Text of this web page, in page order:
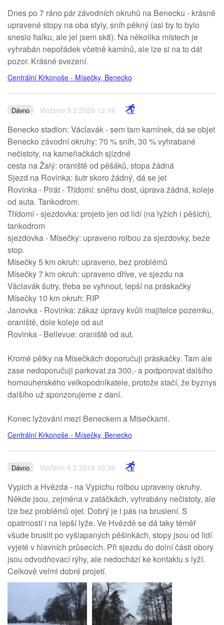
Dnes po 7 ráno pár závodních okruhů na Benecku - krásně
upravené stopy na oba styly, sníh pěkný (asi by to bylo
sneslo fialku, ale jel jsem sk8). Na několika místech je
vyhrabán nepořádek včetně kamínů, ale lze si na to dát
pozor. Krásné svezení.
Centrální Krkonoše - Mísečky, Benecko
Dávno Vloženo 9.2.2020 12:19
Benecko stadion: Václavák - sem tam kamínek, dá se objet
Benecko závodní okruhy: 70 % sníh, 30 % vyhrabané
nečistoty, na kameňačkách sjízdné
cesta na Žalý: oraniště od pěšáků, stopa žádná
Sjezd na Rovinka: šutr skoro žádný, dá se jet
Rovinka - Pirát - Třídomí: sněhu dost, úprava žádná, koleje
od auta. Tankodrom.
Třídomí - sjezdovka: projeto jen od lidí (na lyžích i pěších),
tankodrom
sjezdovka - Mísečky: upraveno rolbou za sjezdovky, beze
stop.
Mísečky 5 km okruh: upraveno, bez problémů
Mísečky 7 km okruh: upraveno dříve, ve sjezdu na
Václavák šutry, třeba se vyhnout, lepší na práskačky
Mísečky 10 km okruh: RIP
Janovka - Rovinka: zákaz úpravy kvůli majitelce pozemku,
oraniště, dole koleje od aut
Rovinka - Bellevue: oraniště od aut.
Kromě pětky na Mísečkách doporučuji práskačky. Tam ale
zase nedoporučuji parkovat za 300,- a podporovat dalšího
hornouherského velkopodnikatele, protože stačí, že byznys
dalšího už sponzorujeme z daní.
Konec lyžování mezi Beneckem a Mísečkami.
Centrální Krkonoše - Mísečky, Benecko
Dávno Vloženo 6.2.2019 10:39
Vypich a Hvězda - na Vypichu rolbou upraveny okruhy.
Někde jsou, zejména v zatáčkách, vyhrabány nečistoty, ale
lze bez problémů ojet. Dobrý je i pás na bruslení. S
opatrností i na lepší lyže. Ve Hvězdě se dá taky téměř
všude bruslit po vyšlapaných pěšinkách, stopy jsou od lidí
vyjeté v hlavních průsecích. Při sjezdu do dolní části obory
jsou odvodňovací rýhy, ale nedochází ke kontaktu s lyží.
Celkově velmi dobré projetí.